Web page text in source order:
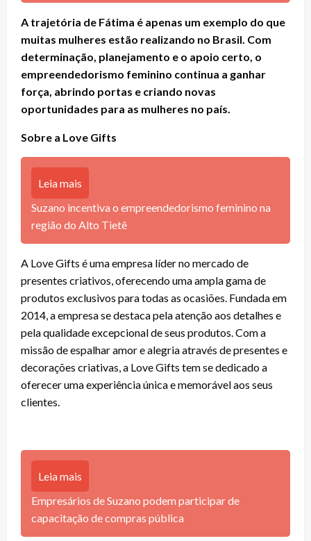
A trajetória de Fátima é apenas um exemplo do que
muitas mulheres estão realizando no Brasil. Com
determinação, planejamento e o apoio certo, o
empreendedorismo feminino continua a ganhar
força, abrindo portas e criando novas
oportunidades para as mulheres no país.
Sobre a Love Gifts
Leia mais
Suzano incentiva o empreendedorismo feminino na
região do Alto Tietê
A Love Gifts é uma empresa líder no mercado de
presentes criativos, oferecendo uma ampla gama de
produtos exclusivos para todas as ocasiões. Fundada em
2014, a empresa se destaca pela atenção aos detalhes e
pela qualidade excepcional de seus produtos. Com a
missão de espalhar amor e alegria através de presentes e
decorações criativas, a Love Gifts tem se dedicado a
oferecer uma experiência única e memorável aos seus
clientes.
Leia mais
Empresários de Suzano podem participar de
capacitação de compras pública